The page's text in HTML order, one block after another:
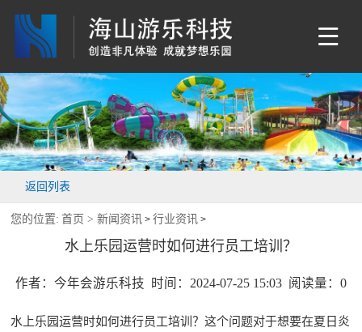
返回列表
您的位置: 首页 >新闻资讯 >行业资讯 >
水上乐园运营时如何进行员工培训？
作者：今年会游乐科技 时间：2024-07-25 15:03 阅读量： 0
水上乐园运营时如何进行员工培训？这个问题对于想要在夏日炎